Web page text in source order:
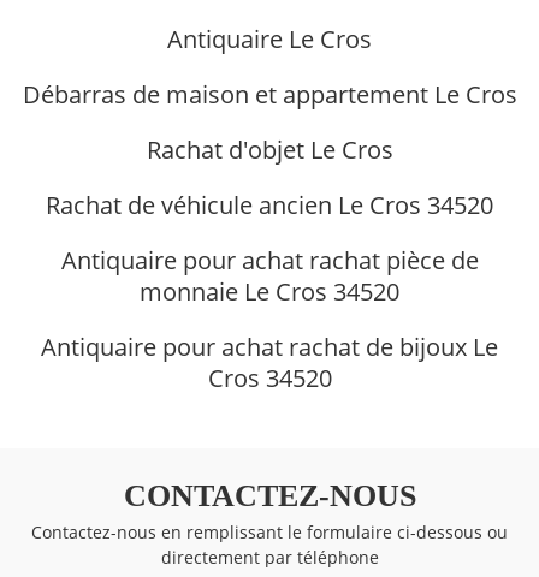
Antiquaire Le Cros
Débarras de maison et appartement Le Cros
Rachat d'objet Le Cros
Rachat de véhicule ancien Le Cros 34520
Antiquaire pour achat rachat pièce de
monnaie Le Cros 34520
Antiquaire pour achat rachat de bijoux Le
Cros 34520
CONTACTEZ-NOUS
Contactez-nous en remplissant le formulaire ci-dessous ou
directement par téléphone